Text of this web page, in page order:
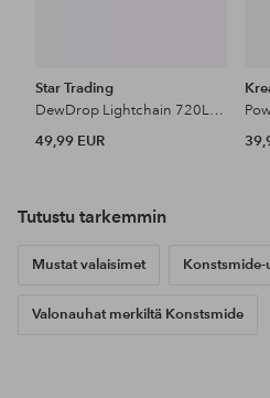
Star Trading
DewDrop Lightchain 720LED
49,99 EUR
Tutustu tarkemmin
Mustat valaisimet
Valonauhat merkiltä Konstsmide